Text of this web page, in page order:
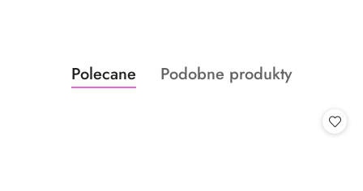
Pomiń karuzelę produktów
Produkty
o
Polecane
Produkty
Podobne produkty